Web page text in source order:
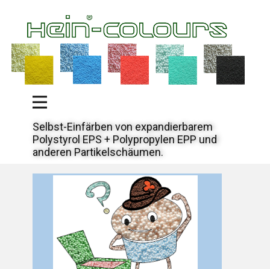
Selbst-Einfärben von expandierbarem
Polystyrol EPS + Polypropylen EPP und
anderen Partikelschäumen.